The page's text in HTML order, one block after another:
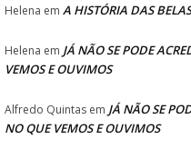
Helena em A HISTÓRIA DAS
Helena em JÁ NÃO SE PODE
VEMOS E OUVIMOS
Alfredo Quintas em JÁ NÃO SE
NO QUE VEMOS E OUVIMOS